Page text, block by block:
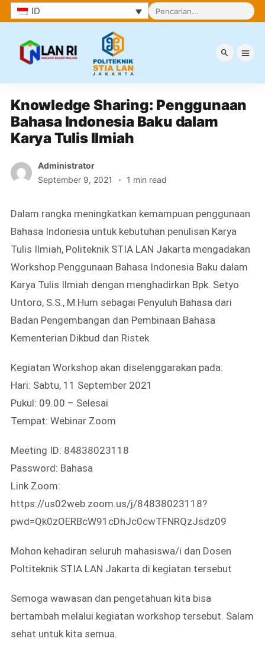
ID
Knowledge Sharing: Penggunaan
Bahasa Indonesia Baku dalam
Karya Tulis Ilmiah
Administrator
September 9, 2021
1 min read
Dalam rangka meningkatkan kemampuan penggunaan
Bahasa Indonesia untuk kebutuhan penulisan Karya
Tulis Ilmiah, Politeknik STIA LAN Jakarta mengadakan
Workshop Penggunaan Bahasa Indonesia Baku dalam
Karya Tulis Ilmiah dengan menghadirkan Bpk. Setyo
Untoro, S.S., M.Hum sebagai Penyuluh Bahasa dari
Badan Pengembangan dan Pembinaan Bahasa
Kementerian Dikbud dan Ristek.
Kegiatan Workshop akan diselenggarakan pada:
Hari: Sabtu, 11 September 2021
Pukul: 09.00 – Selesai
Tempat: Webinar Zoom
Meeting ID: 84838023118
Password: Bahasa
Link Zoom:
https://us02web.zoom.us/j/84838023118?
pwd=Qk0zOERBcW91cDhJc0cwTFNRQzJsdz09
Mohon kehadiran seluruh mahasiswa/i dan Dosen
Poltiteknik STIA LAN Jakarta di kegiatan tersebut
Semoga wawasan dan pengetahuan kita bisa
bertambah melalui kegiatan workshop tersebut. Salam
sehat untuk kita semua.